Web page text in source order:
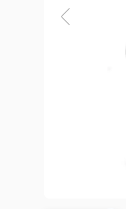
3. Chính
3.1. Thời gian
Chưa có đánh giá